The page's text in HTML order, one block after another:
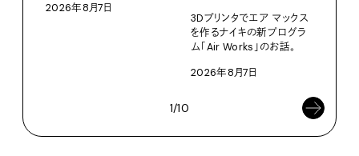
2026年8月7日
3Dプリンタでエア マックス
を作るナイキの新プログラ
ム「Air Works」のお話。
2026年8月7日
1/10